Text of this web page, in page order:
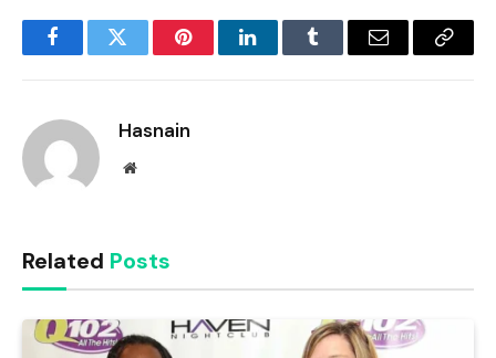
FacebookTwitter PinterestLinkedInTumblr Email
Copy
Hasnain
Website
Related Posts